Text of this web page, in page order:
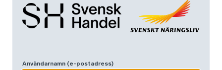
Användarnamn (e-postadress)